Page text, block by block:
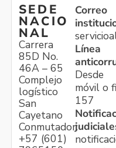
SEDE
NACIO
NAL
Carrera
85D No.
46A – 65
Complejo
logístico
San
Cayetano
Conmutador:
+57 (601)
Correo
Línea
Desde
móvil o
157